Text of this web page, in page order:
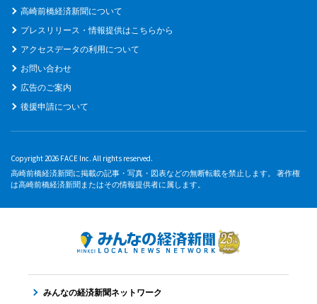
高崎前橋経済新聞について
プレスリリース・情報提供はこちらから
アクセスデータの利用について
お問い合わせ
広告のご案内
後援申請について
Copyright 2026 FACE Inc. All rights reserved.
高崎前橋経済新聞に掲載の記事・写真・図表などの無断転載を禁止します。 著作権
は高崎前橋経済新聞またはその情報提供者に属します。
みんなの経済新聞ネットワーク